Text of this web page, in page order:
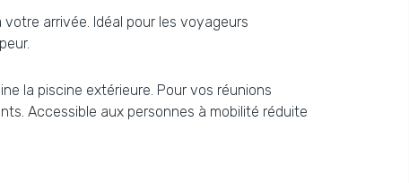
arrivée. Idéal pour les voyageurs
la piscine extérieure. Pour vos réunions
Accessible aux personnes à mobilité réduite